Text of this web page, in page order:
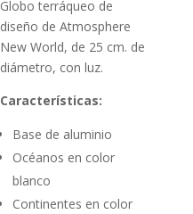
Globo terráqueo de
diseño de Atmosphere
New World, de 25 cm. de
diámetro, con luz.
Características:
Base de aluminio
Océanos en color
blanco
Continentes en color